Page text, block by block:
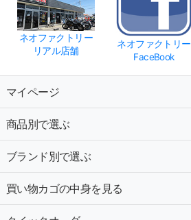
ネオファクトリー
リアル店舗
ネオファクトリー
FaceBook
マイページ
商品別で選ぶ
ブランド別で選ぶ
買い物カゴの中身を見る